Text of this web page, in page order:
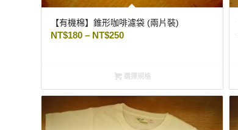
【有機棉】錐形咖啡濾袋 (兩片裝)
NT$180 – NT$250
選擇規格